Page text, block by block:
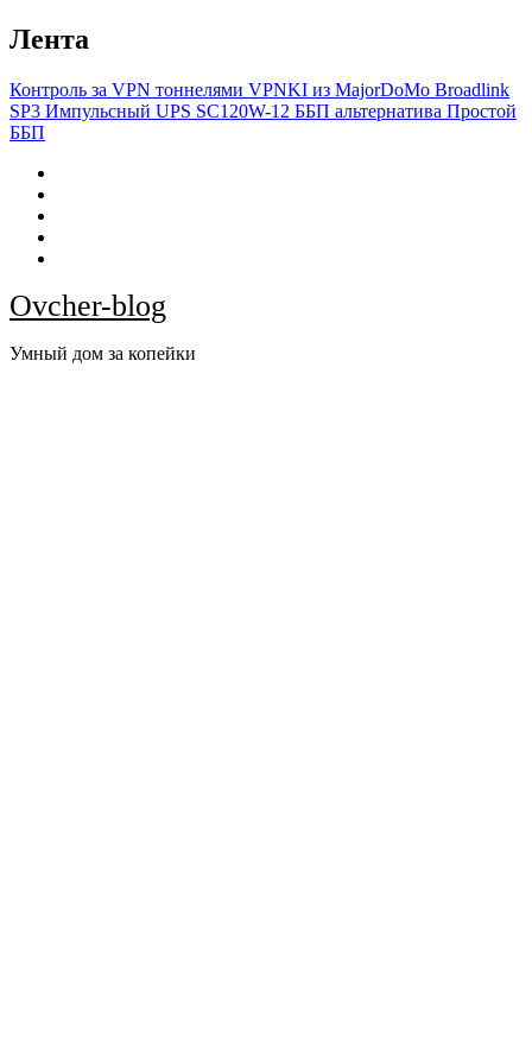
Перейти
к
Лента
Контроль за VPN тоннелями VPNKI из MajorDoMo Broadlink
SP3 Импульсный UPS SC120W-12 ББП альтернатива Простой
ББП
Ovcher-blog
Умный дом за копейки